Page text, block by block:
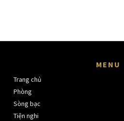
MENU
Trang chủ
Phòng
Sòng bạc
Tiện nghi